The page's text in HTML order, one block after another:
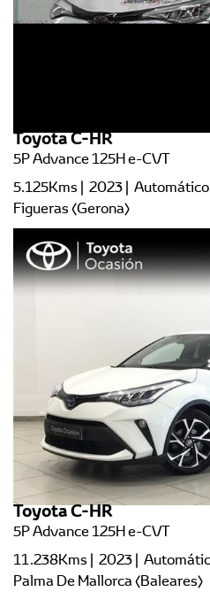
Toyota C-HR
5P Advance 125H e-CVT
5.125Kms | 2023 |
Figueras (Gerona)
Toyota C-HR
5P Advance 125H e-CVT
11.238Kms | 2023 |
Palma De Mallorca (Baleares)